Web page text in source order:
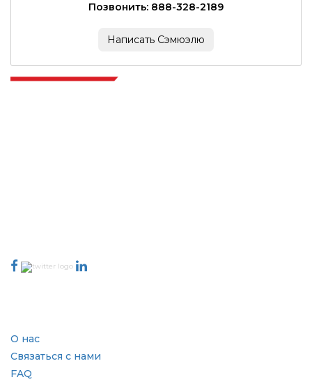
Позвонить: 888-328-2189
Написать Сэмюэлю
О нас
Связаться с нами
FAQ